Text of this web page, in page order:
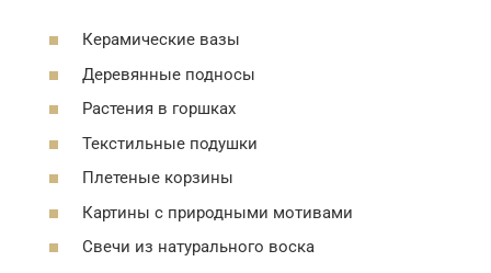
Керамические вазы
Деревянные подносы
Растения в горшках
Текстильные подушки
Плетеные корзины
Картины с природными мотивами
Свечи из натурального воска